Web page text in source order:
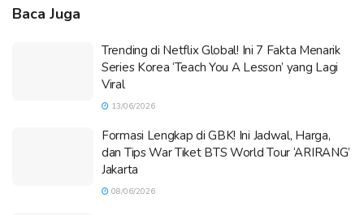
Baca Juga
Trending di Netflix Global! Ini 7 Fakta Menarik
Series Korea ‘Teach You A Lesson’ yang Lagi
Viral
13/06/2026
Formasi Lengkap di GBK! Ini Jadwal, Harga,
dan Tips War Tiket BTS World Tour ‘ARIRANG’
Jakarta
08/06/2026